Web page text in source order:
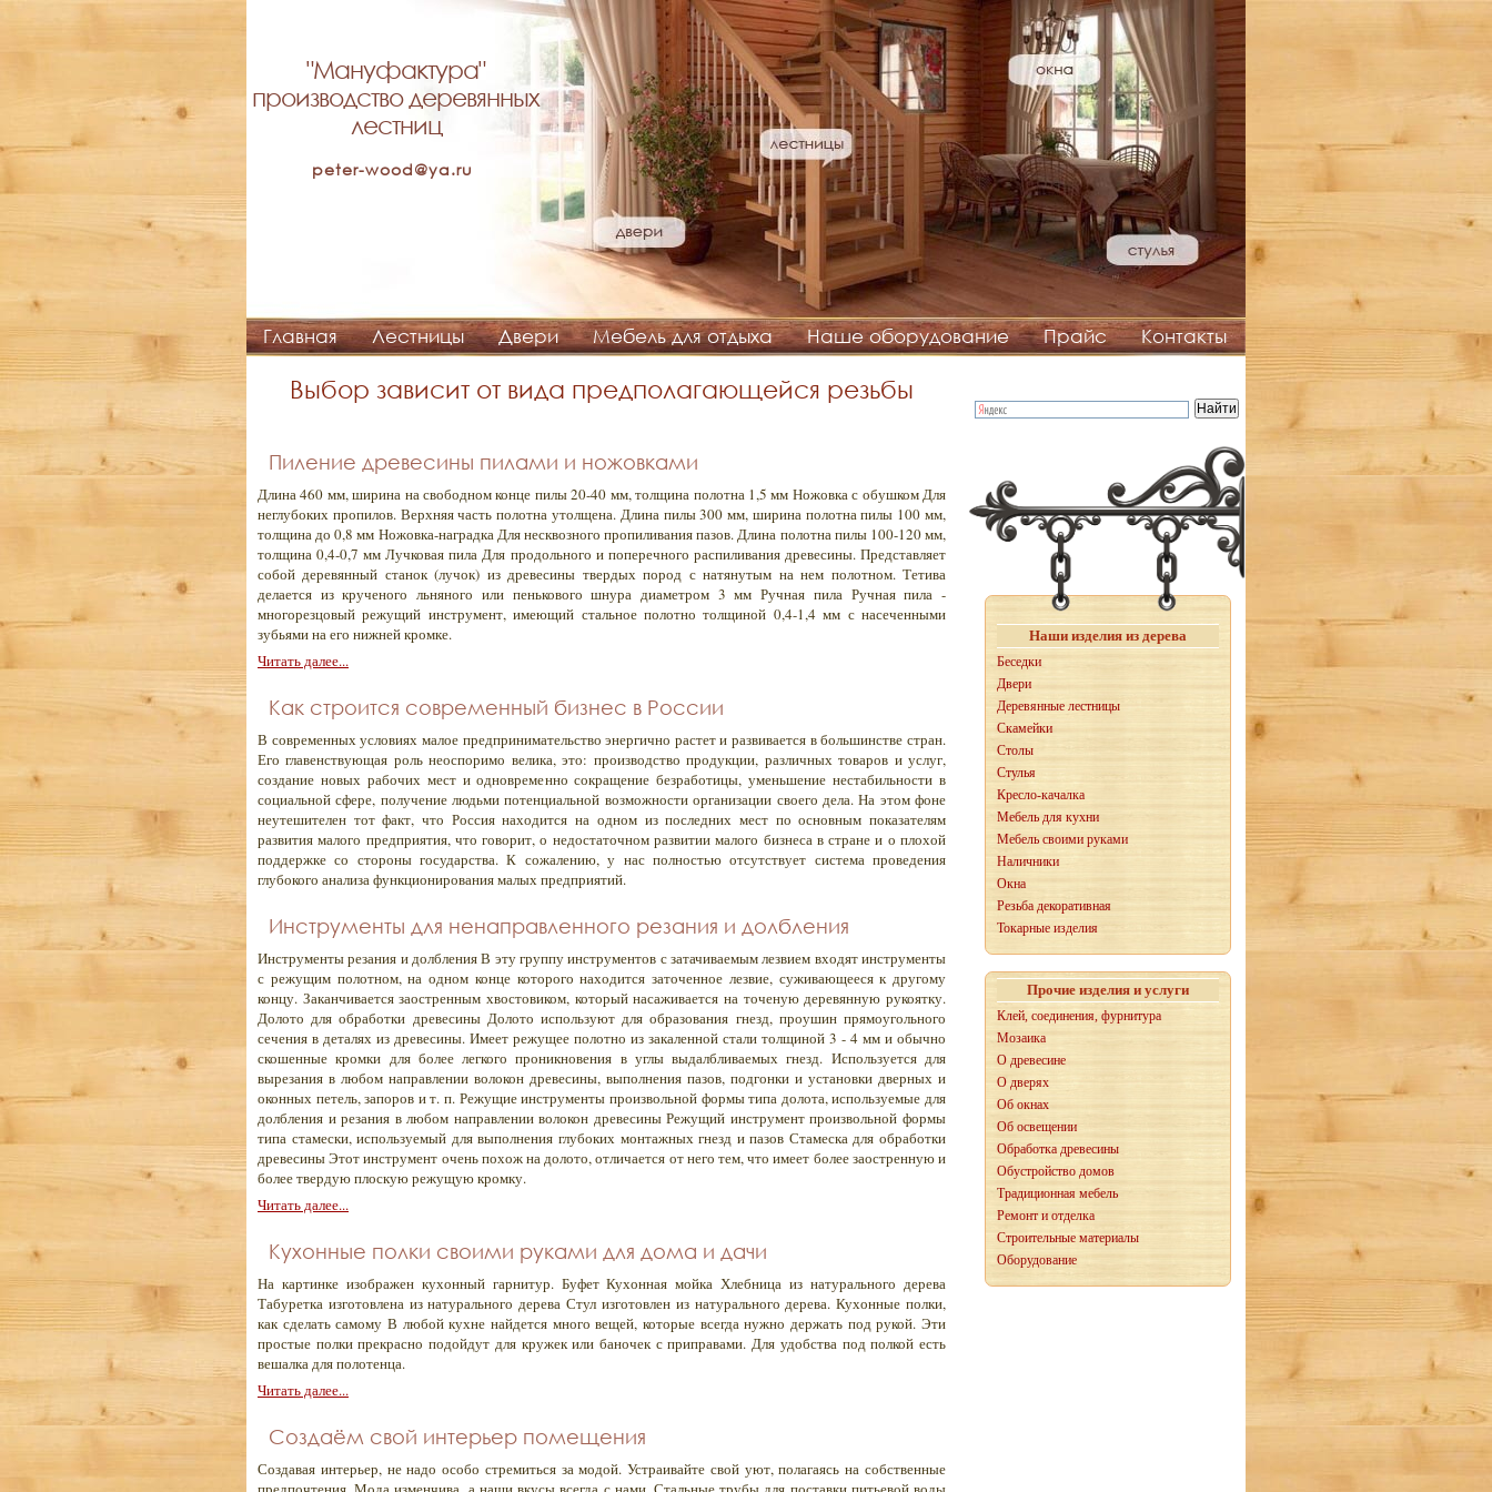
"Мануфактура"
производство деревянных
лестниц
peter-wood@ya.ru
Главная Лестницы Двери Мебель для отдыха Наше оборудование Прайс Контакты
Выбор зависит от вида предполагающейся резьбы
Пиление древесины пилами и ножовками
Длина 460 мм, ширина на свободном конце пилы 20-40 мм, толщина полотна 1,5 мм Ножовка с обушком Для
неглубоких пропилов. Верхняя часть полотна утолщена. Длина пилы 300 мм, ширина полотна пилы 100 мм,
толщина до 0,8 мм Ножовка-наградка Для несквозного пропиливания пазов. Длина полотна пилы 100-120 мм,
толщина 0,4-0,7 мм Лучковая пила Для продольного и поперечного распиливания древесины. Представляет
собой деревянный станок (лучок) из древесины твердых пород с натянутым на нем полотном. Тетива
делается из крученого льняного или пенькового шнура диаметром 3 мм Ручная пила Ручная пила -
многорезцовый режущий инструмент, имеющий стальное полотно толщиной 0,4-1,4 мм с насеченными
зубьями на его нижней кромке.
Читать далее...
Как строится современный бизнес в России
В современных условиях малое предпринимательство энергично растет и развивается в большинстве стран.
Его главенствующая роль неоспоримо велика, это: производство продукции, различных товаров и услуг,
создание новых рабочих мест и одновременно сокращение безработицы, уменьшение нестабильности в
социальной сфере, получение людьми потенциальной возможности организации своего дела. На этом фоне
неутешителен тот факт, что Россия находится на одном из последних мест по основным показателям
развития малого предприятия, что говорит, о недостаточном развитии малого бизнеса в стране и о плохой
поддержке со стороны государства. К сожалению, у нас полностью отсутствует система проведения
глубокого анализа функционирования малых предприятий.
Инструменты для ненаправленного резания и долбления
Инструменты резания и долбления В эту группу инструментов с затачиваемым лезвием входят инструменты
с режущим полотном, на одном конце которого находится заточенное лезвие, суживающееся к другому
концу. Заканчивается заостренным хвостовиком, который насаживается на точеную деревянную рукоятку.
Долото для обработки древесины Долото используют для образования гнезд, проушин прямоугольного
сечения в деталях из древесины. Имеет режущее полотно из закаленной стали толщиной 3 - 4 мм и обычно
скошенные кромки для более легкого проникновения в углы выдалбливаемых гнезд. Используется для
вырезания в любом направлении волокон древесины, выполнения пазов, подгонки и установки дверных и
оконных петель, запоров и т. п. Режущие инструменты произвольной формы типа долота, используемые для
долбления и резания в любом направлении волокон древесины Режущий инструмент произвольной формы
типа стамески, используемый для выполнения глубоких монтажных гнезд и пазов Стамеска для обработки
древесины Этот инструмент очень похож на долото, отличается от него тем, что имеет более заостренную и
более твердую плоскую режущую кромку.
Читать далее...
Кухонные полки своими руками для дома и дачи
На картинке изображен кухонный гарнитур. Буфет Кухонная мойка Хлебница из натурального дерева
Табуретка изготовлена из натурального дерева Стул изготовлен из натурального дерева. Кухонные полки,
как сделать самому В любой кухне найдется много вещей, которые всегда нужно держать под рукой. Эти
простые полки прекрасно подойдут для кружек или баночек с приправами. Для удобства под полкой есть
вешалка для полотенца.
Читать далее...
Создаём свой интерьер помещения
Создавая интерьер, не надо особо стремиться за модой. Устраивайте свой уют, полагаясь на собственные
Наши изделия из дерева
Беседки
Двери
Деревянные лестницы
Скамейки
Столы
Стулья
Кресло-качалка
Мебель для кухни
Мебель своими руками
Наличники
Окна
Резьба декоративная
Токарные изделия
Прочие изделия и услуги
Клей, соединения, фурнитура
Мозаика
О древесине
О дверях
Об окнах
Об освещении
Обработка древесины
Обустройство домов
Традиционная мебель
Ремонт и отделка
Строительные материалы
Оборудование